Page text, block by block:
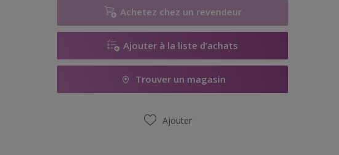
Achetez chez un revendeur
Ajouter à la liste d’achats
Trouver un magasin
Ajouter